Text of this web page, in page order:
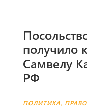
получило
Самвелу
РФ
ПОЛИТИКА, ПРАВО